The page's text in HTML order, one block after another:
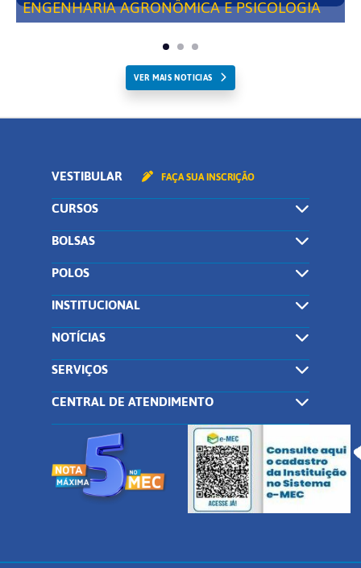
ENGENHARIA AGRONÔMICA E PSICOLOGIA
VER MAIS NOTICIAS
VESTIBULAR FAÇA SUA INSCRIÇÃO
CURSOS
BOLSAS
POLOS
INSTITUCIONAL
NOTÍCIAS
SERVIÇOS
CENTRAL DE ATENDIMENTO